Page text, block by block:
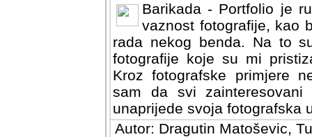
Barikada - Portfolio je
vaznost fotografije, kao
rada nekog benda. Na to
fotografije koje su mi
fotografske primjere
svi zainteresovani
svoja fotografska umijeca.
Autor: Dragutin Matoševic,